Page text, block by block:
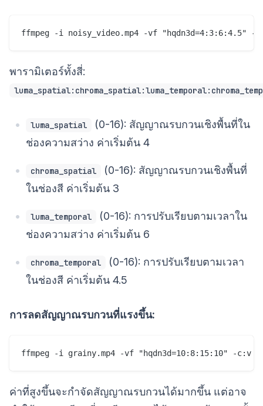
พารามิเตอร์ทั้งสี่:
luma_spatial
(0-16): สัญญาณรบกวนเชิงพื้นที่ใน
ช่องความสว่าง ค่าเริ่มต้น 4
chroma_spatial
(0-16): สัญญาณรบกวนเชิงพื้นที่
ในช่องสี ค่าเริ่มต้น 3
luma_temporal
(0-16): การปรับเรียบตามเวลาใน
ช่องความสว่าง ค่าเริ่มต้น 6
chroma_temporal
(0-16): การปรับเรียบตามเวลา
ในช่องสี ค่าเริ่มต้น 4.5
การลดสัญญาณรบกวนที่แรงขึ้น:
ค่าที่สูงขึ้นจะกำจัดสัญญาณรบกวนได้มากขึ้น แต่อาจ